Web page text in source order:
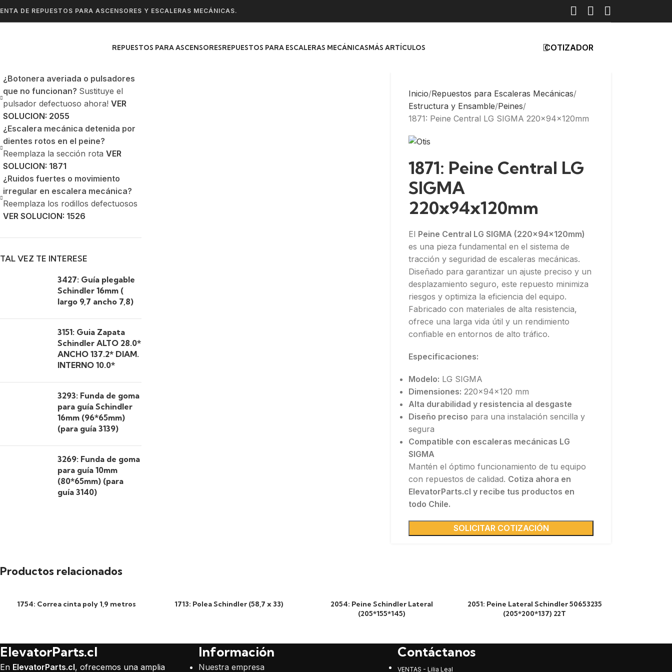
DE REPUESTOS PARA ASCENSORES Y ESCALERAS MECÁNICAS.
REPUESTOS PARA ASCENSORESREPUESTOS PARA ESCALERAS MECÁNICASMÁS ARTÍCULOS COTIZADOR
¿Botonera averiada o pulsadores
que no funcionan? Sustituye el
pulsador defectuoso ahora! VER
SOLUCION: 2055
¿Escalera mecánica detenida por
dientes rotos en el peine?
Reemplaza la sección rota VER
SOLUCION: 1871
¿Ruidos fuertes o movimiento
irregular en escalera mecánica?
Reemplaza los rodillos defectuosos
VER SOLUCION: 1526
TAL VEZ TE INTERESE
3427: Guía plegable
Schindler 16mm (
largo 9,7 ancho 7,8)
3151: Guia Zapata
Schindler ALTO 28.0*
ANCHO 137.2* DIAM.
INTERNO 10.0*
3293: Funda de goma
para guía Schindler
16mm (96*65mm)
(para guía 3139)
3269: Funda de goma
para guía 10mm
(80*65mm) (para
guía 3140)
Inicio Repuestos para Escaleras Mecánicas
Estructura y Ensamble Peines
1871: Peine Central LG SIGMA 220x94x120mm
1871: Peine Central LG
SIGMA
220x94x120mm
El Peine Central LG SIGMA (220x94x120mm)
es una pieza fundamental en el sistema de
tracción y seguridad de escaleras mecánicas.
Diseñado para garantizar un ajuste preciso y un
desplazamiento seguro, este repuesto minimiza
riesgos y optimiza la eficiencia del equipo.
Fabricado con materiales de alta resistencia,
ofrece una larga vida útil y un rendimiento
confiable en entornos de alto tráfico.
Especificaciones:
Modelo: LG SIGMA
Dimensiones: 220x94x120 mm
Alta durabilidad y resistencia al desgaste
Diseño preciso para una instalación sencilla y
segura
Compatible con escaleras mecánicas LG
SIGMA
Mantén el óptimo funcionamiento de tu equipo
con repuestos de calidad. Cotiza ahora en
ElevatorParts.cl y recibe tus productos en
todo Chile.
SOLICITAR COTIZACIÓN
Productos relacionados
1754: Correa cinta poly 1,9 metros 1713: Polea Schindler (58,7 x 33)
2054: Peine Schindler Lateral
(205*155*145)
2051: Peine Lateral Schindler 50653235
(205*200*137) 22T
ElevatorParts.cl
En ElevatorParts.cl, ofrecemos una amplia
Información
Nuestra empresa
Contáctanos
VENTAS - Lilia Leal